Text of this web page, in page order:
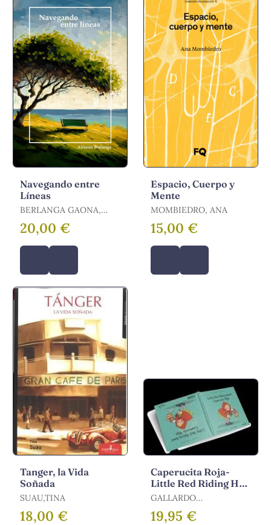
Navegando entre
Líneas
BERLANGA GAONA,
ALFONSO
20,00 €
Espacio, Cuerpo y
Mente
MOMBIEDRO, ANA
15,00 €
Tanger, la Vida
Soñada
SUAU,TINA
18,00 €
Caperucita Roja-
Little Red Riding Hoo
Cas-Ing
GALLARDO
SANCHEZ,PEDRO
19,95 €